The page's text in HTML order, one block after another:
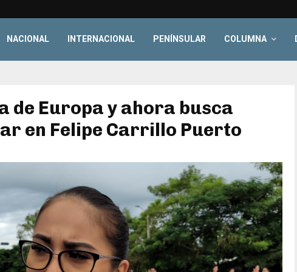
NACIONAL INTERNACIONAL PENÍNSULAR COLUMNA
de Europa y ahora busca
en Felipe Carrillo Puerto